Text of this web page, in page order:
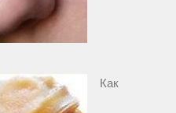
Как